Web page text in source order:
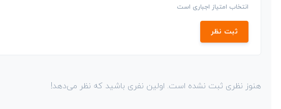
انتخاب امتیاز اجباری است
ثبت نظر
هنوز نظری ثبت نشده است. اولین نفری باشید که نظر می‌دهد!